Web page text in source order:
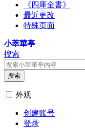
《四庫全書》
最近更改
特殊页面
小萃華亭
搜索
搜索
外观
创建账号
登录